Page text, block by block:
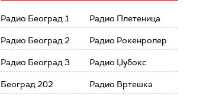
Радио Београд 1
Радио Београд 2
Радио Београд 3
Београд 202
Радио Плетеница
Радио Рокенролер
Радио Џубокс
Радио Вртешка